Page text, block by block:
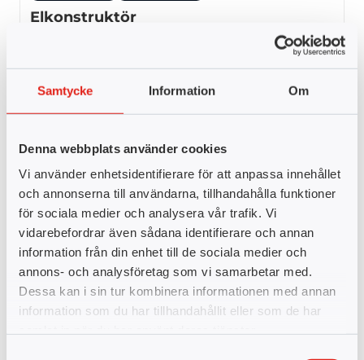
Samtycke Information Om
Denna webbplats använder cookies
Vi använder enhetsidentifierare för att anpassa innehållet
och annonserna till användarna, tillhandahålla funktioner
för sociala medier och analysera vår trafik. Vi
vidarebefordrar även sådana identifierare och annan
information från din enhet till de sociala medier och
annons- och analysföretag som vi samarbetar med.
Dessa kan i sin tur kombinera informationen med annan
information som du har tillhandahållit eller som de har
Elkonstruktör
YH-programmet för dig som vill arbeta med CAD och 3D
Heltid
Teknik, tillverkning, drift, underhåll
IoT-projektör
YH-utbildningen för dig som vill arbeta inom teknik och
data/IT.
Heltid
Data/IT
Teknik, tillverkning, drift, underhåll
Distans